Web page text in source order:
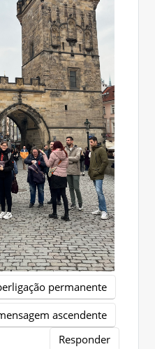
permanente
ascendente
Responder